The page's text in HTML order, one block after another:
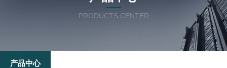
PRODUCTS CENTER
产品中心